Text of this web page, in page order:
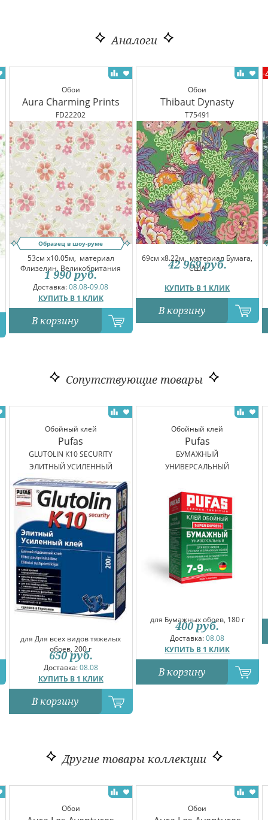
Аналоги
Обои
Aura Charming Prints
FD22202
Образец в шоу-руме
53см x10.05м, материал
Флизелин, Великобритания
Доставка:08.08-09.08
КУПИТЬ В 1 КЛИК
1 990 руб.
В корзину
Обои
Thibaut Dynasty
T75491
69см x8.22м, материал Бумага,
США
КУПИТЬ В 1 КЛИК
42 969 руб.
В корзину
-
Сопутствующие товары
Обойный клей
Pufas
GLUTOLIN K10 SECURITY
ЭЛИТНЫЙ УСИЛЕННЫЙ
для Для всех видов тяжелых
обоев, 200 г
Доставка:08.08
КУПИТЬ В 1 КЛИК
650 руб.
В корзину
Обойный клей
Pufas
БУМАЖНЫЙ
УНИВЕРСАЛЬНЫЙ
для Бумажных обоев, 180 г
Доставка:08.08
КУПИТЬ В 1 КЛИК
400 руб.
В корзину
Другие товары коллекции
Обои Обои